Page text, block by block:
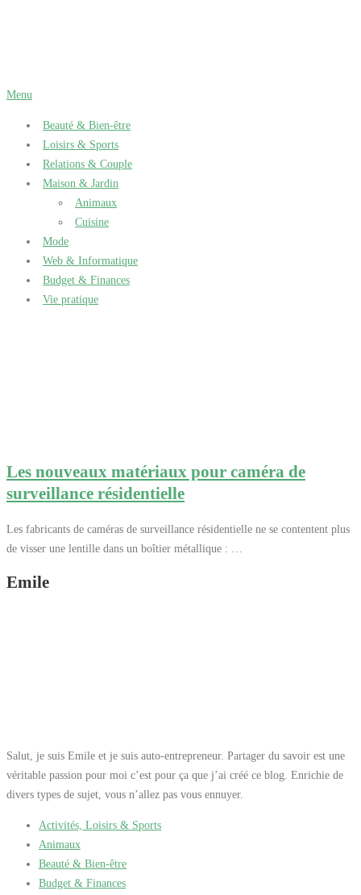
Menu
Beauté & Bien-être
Loisirs & Sports
Relations & Couple
Maison & Jardin
Animaux
Cuisine
Mode
Web & Informatique
Budget & Finances
Vie pratique
Les nouveaux matériaux pour caméra de
surveillance résidentielle
Les fabricants de caméras de surveillance résidentielle ne se contentent plus
de visser une lentille dans un boîtier métallique : …
Emile
Salut, je suis Emile et je suis auto-entrepreneur. Partager du savoir est une
véritable passion pour moi c’est pour ça que j’ai créé ce blog. Enrichie de
divers types de sujet, vous n’allez pas vous ennuyer.
Activités, Loisirs & Sports
Animaux
Beauté & Bien-être
Budget & Finances